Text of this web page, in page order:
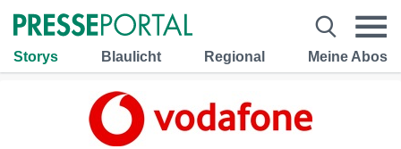
Storys Blaulicht Regional Meine Abos